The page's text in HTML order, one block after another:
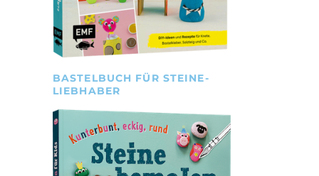
BASTELBUCH FÜR STEINE-
LIEBHABER